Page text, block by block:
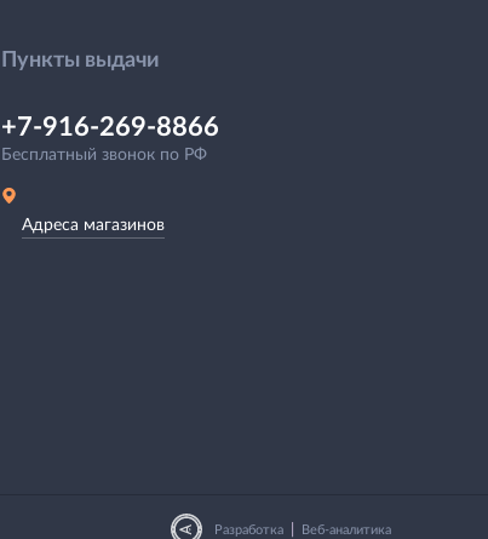
Пункты выдачи
+7-916-269-8866
Бесплатный звонок по РФ
Адреса магазинов
Разработка Веб-аналитика